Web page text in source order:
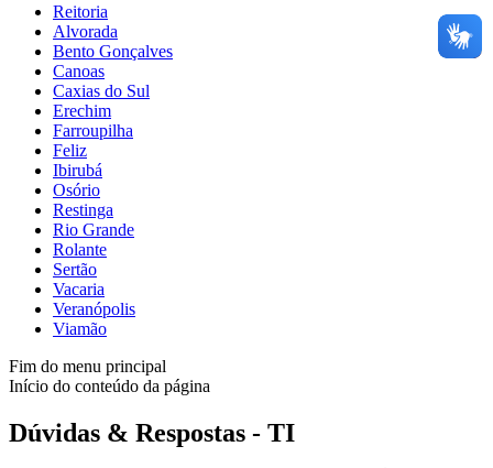
Reitoria
Alvorada
Bento Gonçalves
Canoas
Caxias do Sul
Erechim
Farroupilha
Feliz
Ibirubá
Osório
Restinga
Rio Grande
Rolante
Sertão
Vacaria
Veranópolis
Viamão
Fim do menu principal
Início do conteúdo da página
Dúvidas & Respostas - TI